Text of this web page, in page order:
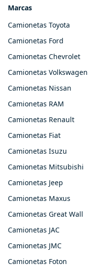
Marcas
Camionetas Toyota
Camionetas Ford
Camionetas Chevrolet
Camionetas Volkswagen
Camionetas Nissan
Camionetas RAM
Camionetas Renault
Camionetas Fiat
Camionetas Isuzu
Camionetas Mitsubishi
Camionetas Jeep
Camionetas Maxus
Camionetas Great Wall
Camionetas JAC
Camionetas JMC
Camionetas Foton